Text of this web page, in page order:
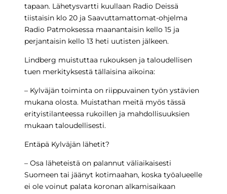
tapaan. Lähetysvartti kuullaan Radio Deissä
tiistaisin klo 20 ja Saavuttamattomat-ohjelma
Radio Patmoksessa maanantaisin kello 15 ja
perjantaisin kello 13 heti uutisten jälkeen.
Lindberg muistuttaa rukouksen ja taloudellisen
tuen merkityksestä tällaisina aikoina:
– Kylväjän toiminta on riippuvainen työn ystävien
mukana olosta. Muistathan meitä myös tässä
erityistilanteessa rukoillen ja mahdollisuuksien
mukaan taloudellisesti.
Entäpä Kylväjän lähetit?
– Osa läheteistä on palannut väliaikaisesti
Suomeen tai jäänyt kotimaahan, koska työalueelle
ei ole voinut palata koronan alkamisaikaan